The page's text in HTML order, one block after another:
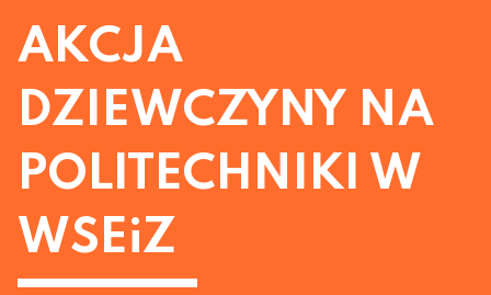
AKCJA
DZIEWCZYNY NA
POLITECHNIKI W
WSEiZ